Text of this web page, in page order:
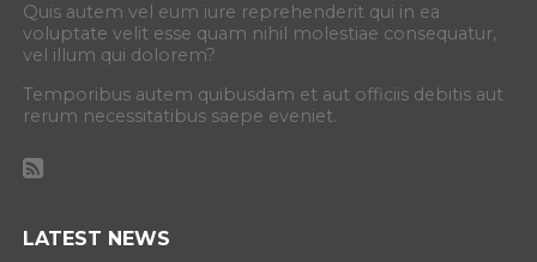
Quis autem vel eum iure reprehenderit qui in ea
voluptate velit esse quam nihil molestiae consequatur,
vel illum qui dolorem?
Temporibus autem quibusdam et aut officiis debitis aut
rerum necessitatibus saepe eveniet.
LATEST NEWS